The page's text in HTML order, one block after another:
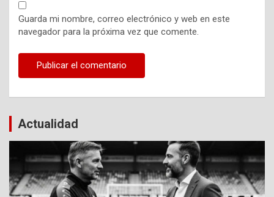
Guarda mi nombre, correo electrónico y web en este
navegador para la próxima vez que comente.
Actualidad